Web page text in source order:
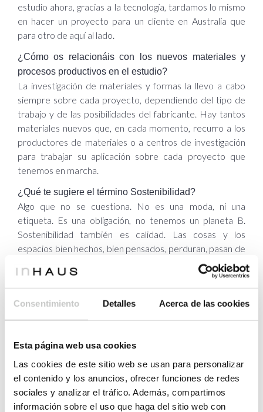
Consentimiento Detalles Acerca de las cookies
Esta página web usa cookies
Las cookies de este sitio web se usan para personalizar
el contenido y los anuncios, ofrecer funciones de redes
sociales y analizar el tráfico. Además, compartimos
información sobre el uso que haga del sitio web con
estudio ahora, gracias a la tecnología, tardamos lo mismo
en hacer un proyecto para un cliente en Australia que
para otro de aquí al lado.
¿Cómo os relacionáis con los nuevos materiales y
procesos productivos en el estudio?
La investigación de materiales y formas la llevo a cabo
siempre sobre cada proyecto, dependiendo del tipo de
trabajo y de las posibilidades del fabricante. Hay tantos
materiales nuevos que, en cada momento, recurro a los
productores de materiales o a centros de investigación
para trabajar su aplicación sobre cada proyecto que
tenemos en marcha.
¿Qué te sugiere el término Sostenibilidad?
Algo que no se cuestiona. No es una moda, ni una
etiqueta. Es una obligación, no tenemos un planeta B.
Sostenibilidad también es calidad. Las cosas y los
espacios bien hechos, bien pensados, perduran, pasan de
decisiones con respecto al impacto sobre el medio
responsabilidad compartida, en la que entran en juego
consumidor, la estrategia política al respecto… En países
como Suecia, por ejemplo, todos los productos son
sostenibles porque todos esos factores van en la misma